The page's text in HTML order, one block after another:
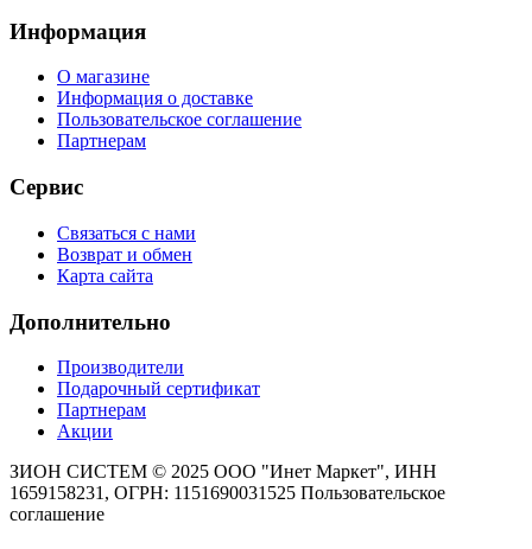
Информация
О магазине
Информация о доставке
Пользовательское соглашение
Партнерам
Сервис
Связаться с нами
Возврат и обмен
Карта сайта
Дополнительно
Производители
Подарочный сертификат
Партнерам
Акции
ЗИОН СИСТЕМ © 2025 ООО "Инет Маркет", ИНН
1659158231, ОГРН: 1151690031525 Пользовательское
соглашение